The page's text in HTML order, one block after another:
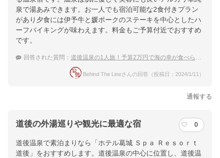
泉で湯あみできます。お一人でも宿泊可能な2食付きプラン
があり夕食には伊予牛と媛ポークのステーキを中心としたハ
ーフバイキングが味わえます。料金もご予算付近でおすすめ
です。
回答された質問： 道後温泉の1人旅！予算2万円で海の幸が食べられるおすすめ温泉宿
Behind The Lineさんの回答（投稿日：2024/1/11）
通報する
道後の外湯巡りや観光に最適な宿 0
道後温泉で素泊まりなら「ホテル葛城 Ｓｐａ Ｒｅｓｏｒｔ
道後」をおすすめします。道後温泉の中心に位置し、道後温